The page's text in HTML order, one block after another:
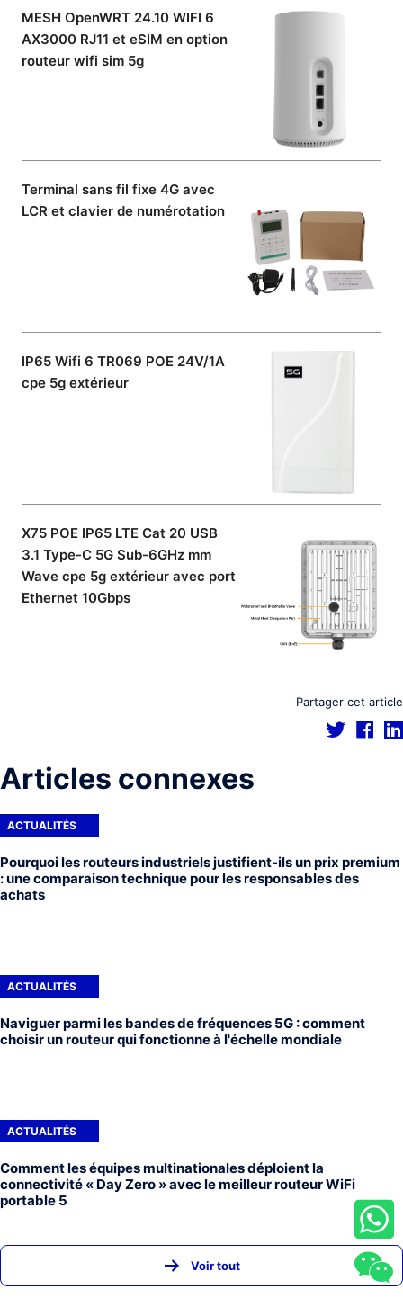
MESH OpenWRT 24.10 WIFI 6
AX3000 RJ11 et eSIM en option
routeur wifi sim 5g
Terminal sans fil fixe 4G avec
LCR et clavier de numérotation
IP65 Wifi 6 TR069 POE 24V/1A
cpe 5g extérieur
X75 POE IP65 LTE Cat 20 USB
3.1 Type-C 5G Sub-6GHz mm
Wave cpe 5g extérieur avec port
Ethernet 10Gbps
Partager cet article
Articles connexes
ACTUALITÉS
Pourquoi les routeurs industriels justifient-ils un prix premium
: une comparaison technique pour les responsables des
achats
ACTUALITÉS
Naviguer parmi les bandes de fréquences 5G : comment
choisir un routeur qui fonctionne à l'échelle mondiale
ACTUALITÉS
Comment les équipes multinationales déploient la
connectivité « Day Zero » avec le meilleur routeur WiFi
portable 5
Voir tout